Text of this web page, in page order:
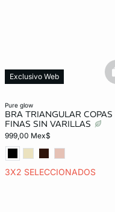
pure glow
BRA TRIANGULAR COPAS
FINAS SIN VARILLAS
999,00 Mex$
3X2 SELECCIONADOS
Exclusivo Web